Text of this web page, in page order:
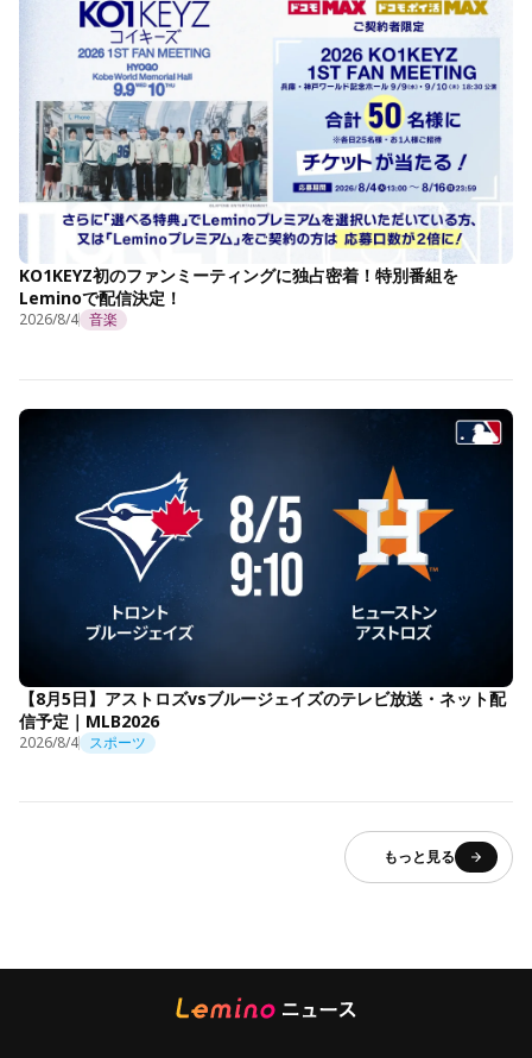
KO1KEYZ初のファンミーティングに独占密着！特別番組を
Leminoで配信決定！
2026/8/4 音楽
【8月5日】アストロズvsブルージェイズのテレビ放送・ネット配
信予定｜MLB2026
2026/8/4 スポーツ
もっと見る